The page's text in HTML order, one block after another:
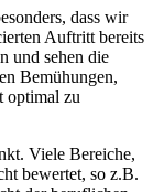
dass wir
Auftritt bereits
und sehen die
Bemühungen,
optimal zu
Viele Bereiche,
bewertet, so z.B.